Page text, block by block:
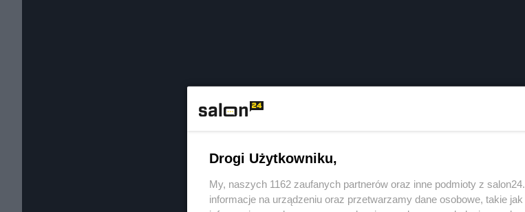
Drogi Użytkowniku,
My, naszych 1162 zaufanych partnerów oraz inne podmioty z
informacje na urządzeniu oraz przetwarzamy dane osobowe, takie